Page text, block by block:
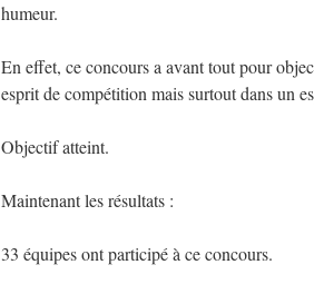
humeur.
En effet, ce concours a avant tout pour
esprit de compétition mais surtout dans un
Objectif atteint.
Maintenant les résultats :
33 équipes ont participé à ce concours.